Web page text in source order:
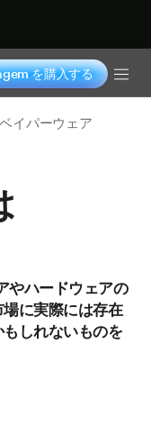
を購入する
ベイパーウェア
やハードウェアの
に実際には存在
しれないものを